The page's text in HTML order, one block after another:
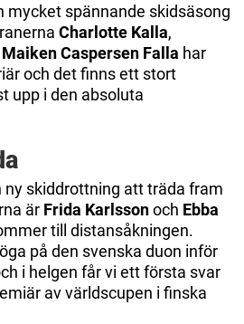
mycket spännande skidsäsong
Charlotte Kalla,
Maiken Caspersen Falla har
och det finns ett stort
upp i den absoluta
ny skiddrottning att träda fram
är Frida Karlssonoch Ebba
till distansåkningen.
på den svenska duon inför
i helgen får vi ett första svar
av världscupen i finska